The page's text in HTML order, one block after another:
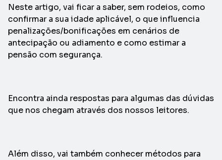
Neste artigo, vai ficar a saber, sem rodeios, como
confirmar a sua idade aplicável, o que influencia
penalizações/bonificações em cenários de
antecipação ou adiamento e como estimar a
pensão com segurança.
Encontra ainda respostas para algumas das dúvidas
que nos chegam através dos nossos leitores.
Além disso, vai também conhecer métodos para